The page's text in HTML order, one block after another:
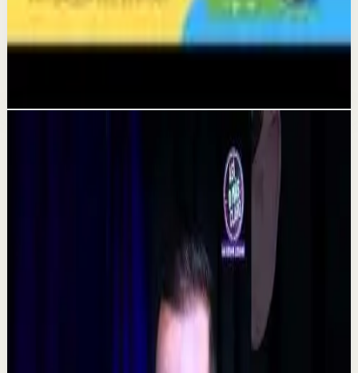
VIVE FELIZ AHORA MIENTRAS PUEDAS.
GERMAN DIAZ SOSSA, DIRECTOR DE RADIO
POSITIVA ESTEREO. 322 2187567
La consecuencia de una falta de desconexión.
#tevasamorir #huracandreyfus #diegodreyfus